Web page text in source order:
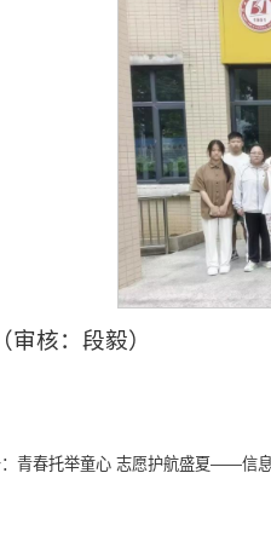
审核：段毅）
青春托举童心 志愿护航盛夏——信